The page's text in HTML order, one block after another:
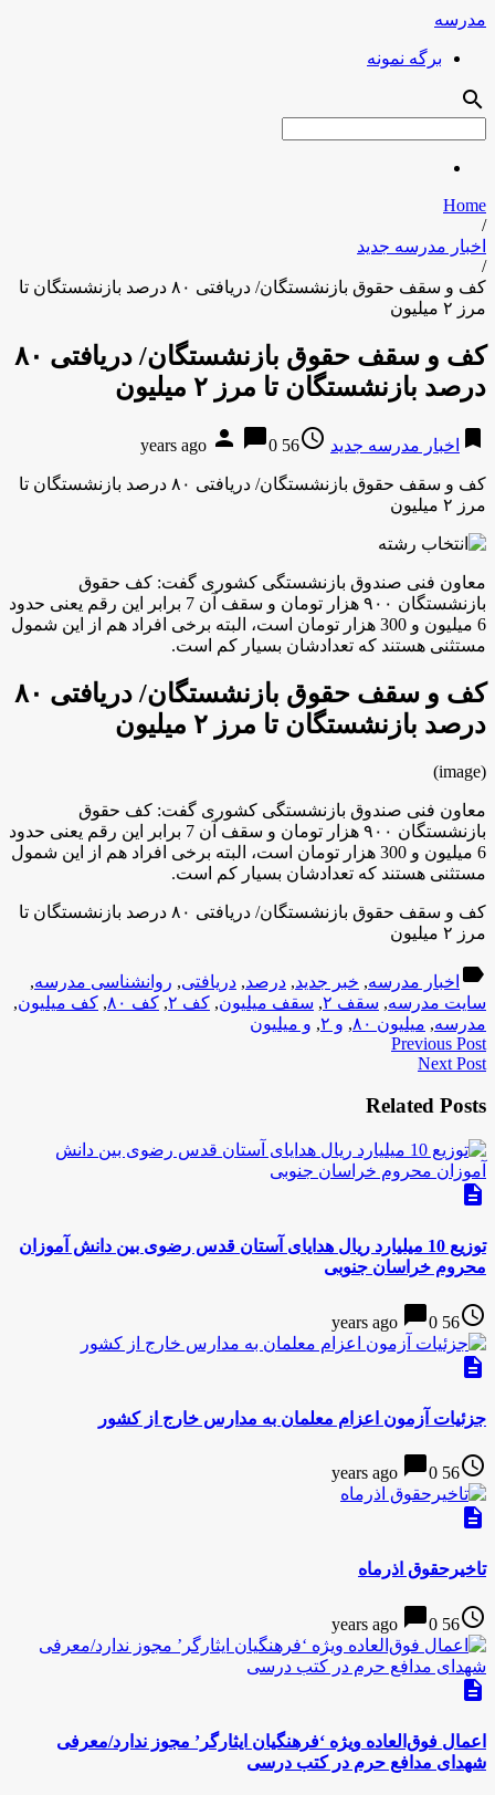
مدرسه
برگه نمونه
search
Home
/
اخبار مدرسه جدید
/
کف و سقف حقوق بازنشستگان/ دریافتی ۸۰ درصد بازنشستگان تا
مرز ۲ میلیون
کف و سقف حقوق بازنشستگان/ دریافتی ۸۰
درصد بازنشستگان تا مرز ۲ میلیون
bookmark اخبار مدرسه جدید access_time
56 years ago
person chat_bubble0
کف و سقف حقوق بازنشستگان/ دریافتی ۸۰ درصد بازنشستگان تا
مرز ۲ میلیون
معاون فنی صندوق بازنشستگی کشوری گفت: کف حقوق
بازنشستگان ۹۰۰ هزار تومان و سقف آن 7 برابر این رقم یعنی حدود
6 میلیون و 300 هزار تومان است، البته برخی افراد هم از این شمول
مستثنی هستند که تعدادشان بسیار کم است.
کف و سقف حقوق بازنشستگان/ دریافتی ۸۰
درصد بازنشستگان تا مرز ۲ میلیون
(image)
معاون فنی صندوق بازنشستگی کشوری گفت: کف حقوق
بازنشستگان ۹۰۰ هزار تومان و سقف آن 7 برابر این رقم یعنی حدود
6 میلیون و 300 هزار تومان است، البته برخی افراد هم از این شمول
مستثنی هستند که تعدادشان بسیار کم است.
کف و سقف حقوق بازنشستگان/ دریافتی ۸۰ درصد بازنشستگان تا
مرز ۲ میلیون
label اخبار مدرسه, خبر جدید, درصد, دریافتی, روانشناسی مدرسه,
سایت مدرسه, سقف ۲ , سقف میلیون, کف ۲ , کف ۸۰ , کف میلیون,
مدرسه, میلیون ۸۰ , و ۲ , و میلیون
Previous Post
Next Post
Related Posts
description
توزیع 10 میلیارد ریال هدایای آستان قدس رضوی بین دانش آموزان
محروم خراسان جنوبی
access_time
56 years ago
chat_bubble0
description
جزئیات آزمون اعزام معلمان به مدارس خارج از کشور
access_time
56 years ago
chat_bubble0
description
تاخیرحقوق اذرماه
access_time
56 years ago
chat_bubble0
description
اعمال فوق‌العاده ویژه ‘فرهنگیان ایثارگر’ مجوز ندارد/معرفی
شهدای مدافع حرم در کتب درسی